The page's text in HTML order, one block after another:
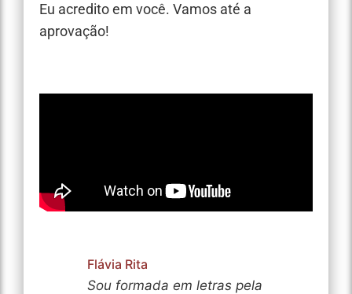
Eu acredito em você. Vamos até a
aprovação!
Flávia Rita
Sou formada em letras pela